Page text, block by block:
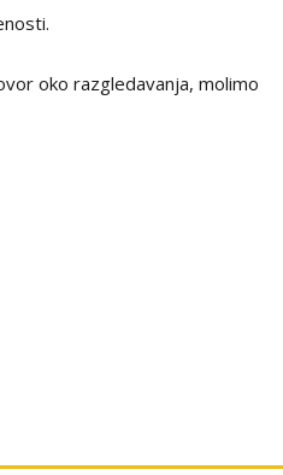
oko razgledavanja, molimo